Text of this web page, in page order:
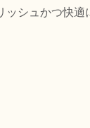
シュかつ快適